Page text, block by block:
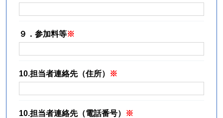
９．参加料等
10.担当者連絡先（住所）
10.担当者連絡先（電話番号）